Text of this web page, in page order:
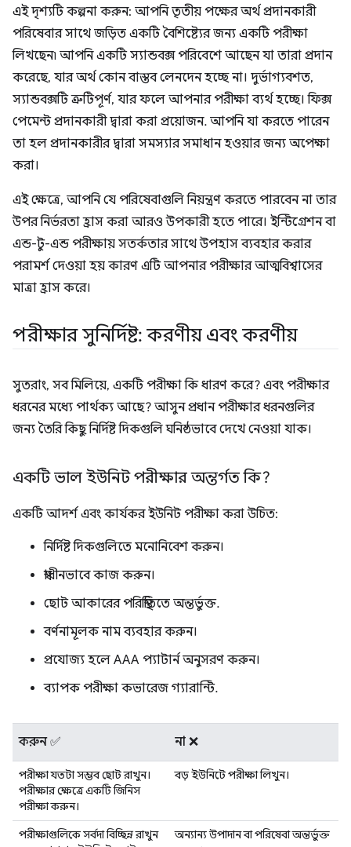
এই দৃশ্যটি কল্পনা করুন: আপনি তৃতীয় পক্ষের অর্থ প্রদানকারী
পরিষেবার সাথে জড়িত একটি বৈশিষ্ট্যের জন্য একটি পরীক্ষা
লিখছেন৷ আপনি একটি স্যান্ডবক্স পরিবেশে আছেন যা তারা প্রদান
করেছে, যার অর্থ কোন বাস্তব লেনদেন হচ্ছে না। দুর্ভাগ্যবশত,
স্যান্ডবক্সটি ত্রুটিপূর্ণ, যার ফলে আপনার পরীক্ষা ব্যর্থ হচ্ছে। ফিক্স
পেমেন্ট প্রদানকারী দ্বারা করা প্রয়োজন. আপনি যা করতে পারেন
তা হল প্রদানকারীর দ্বারা সমস্যার সমাধান হওয়ার জন্য অপেক্ষা
করা।
এই ক্ষেত্রে, আপনি যে পরিষেবাগুলি নিয়ন্ত্রণ করতে পারবেন না তার
উপর নির্ভরতা হ্রাস করা আরও উপকারী হতে পারে। ইন্টিগ্রেশন বা
এন্ড-টু-এন্ড পরীক্ষায় সতর্কতার সাথে উপহাস ব্যবহার করার
পরামর্শ দেওয়া হয় কারণ এটি আপনার পরীক্ষার আত্মবিশ্বাসের
মাত্রা হ্রাস করে।
পরীক্ষার সুনির্দিষ্ট: করণীয় এবং করণীয়
সুতরাং, সব মিলিয়ে, একটি পরীক্ষা কি ধারণ করে? এবং পরীক্ষার
ধরনের মধ্যে পার্থক্য আছে? আসুন প্রধান পরীক্ষার ধরনগুলির
জন্য তৈরি কিছু নির্দিষ্ট দিকগুলি ঘনিষ্ঠভাবে দেখে নেওয়া যাক।
একটি ভাল ইউনিট পরীক্ষার অন্তর্গত কি?
একটি আদর্শ এবং কার্যকর ইউনিট পরীক্ষা করা উচিত:
নির্দিষ্ট দিকগুলিতে মনোনিবেশ করুন।
স্বাধীনভাবে কাজ করুন।
ছোট আকারের পরিস্থিতিতে অন্তর্ভুক্ত.
বর্ণনামূলক নাম ব্যবহার করুন।
প্রযোজ্য হলে AAA প্যাটার্ন অনুসরণ করুন।
ব্যাপক পরীক্ষা কভারেজ গ্যারান্টি.
করুন ✅ না ❌
পরীক্ষা যতটা সম্ভব ছোট রাখুন।
পরীক্ষার ক্ষেত্রে একটি জিনিস
পরীক্ষা করুন।
বড় ইউনিটে পরীক্ষা লিখুন।
পরীক্ষাগুলিকে সর্বদা বিচ্ছিন্ন রাখুন
অন্যান্য উপাদান বা পরিষেবা অন্তর্ভুক্ত